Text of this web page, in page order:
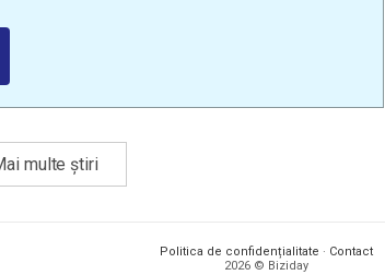
multe știri
Politica de confidențialitate · Contact
2026 © Biziday